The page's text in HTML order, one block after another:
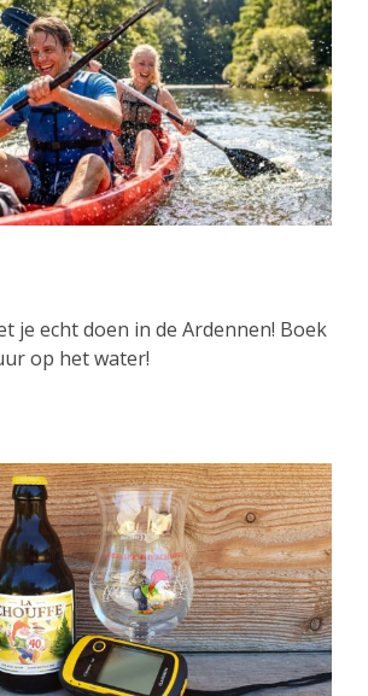
je echt doen in de Ardennen! Boek
op het water!